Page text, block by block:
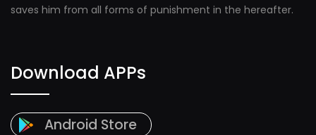
saves him from all forms of punishment in the hereafter.
Download APPs
Android Store